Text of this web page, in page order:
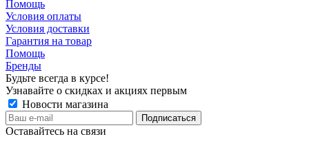
Помощь
Условия оплаты
Условия доставки
Гарантия на товар
Помощь
Бренды
Будьте всегда в курсе!
Узнавайте о скидках и акциях первым
Новости магазина
Оставайтесь на связи